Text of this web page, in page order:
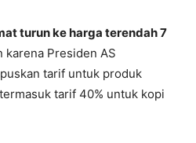
turun ke harga terendah 7
karena Presiden AS
tarif untuk produk
tarif 40% untuk kopi